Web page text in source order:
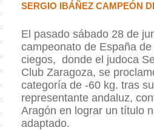
SERGIO IBÁÑEZ CAMPEÓN
El pasado sábado 28 de
campeonato de España
ciegos, donde el judoca
Club Zaragoza, se
categoría de -60 kg. tras
representante andaluz,
Aragón en lograr un título
adaptado.